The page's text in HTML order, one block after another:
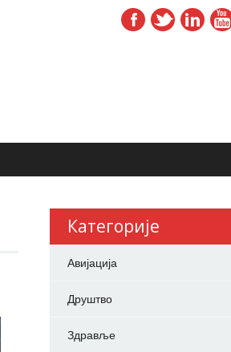
Категорије
Авијација
Друштво
Здравље